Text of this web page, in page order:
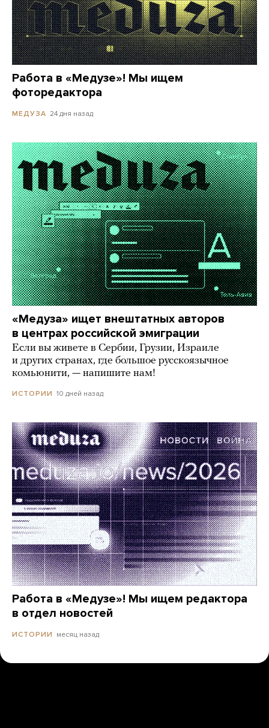
Работа в «Медузе»! Мы ищем
фоторедактора
МЕДУЗА 24 дня назад
«Медуза» ищет внештатных авторов
в центрах российской эмиграции
Если вы живете в Сербии, Грузии, Израиле
и других странах, где большое русскоязычное
комьюнити, — напишите нам!
ИСТОРИИ 10 дней назад
Работа в «Медузе»! Мы ищем редактора
в отдел новостей
ИСТОРИИ месяц назад